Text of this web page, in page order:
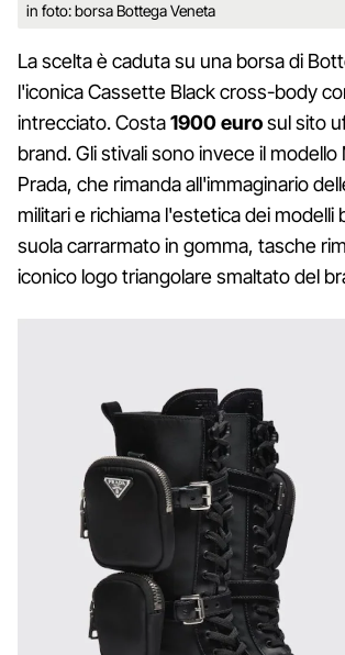
in foto: borsa Bottega Veneta
La scelta è caduta su una borsa di
l'iconica Cassette Black cross-body
intrecciato. Costa1900 eurosul sito
brand. Gli stivali sono invece il modello
Prada, che rimanda all'immaginario
militari e richiama l'estetica dei modelli
suola carrarmato in gomma, tasche
iconico logo triangolare smaltato del